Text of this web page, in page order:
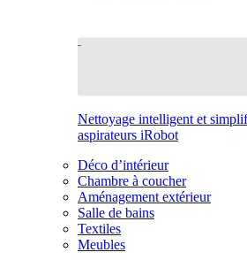
Nettoyage intelligent et
aspirateurs iRobot
Déco d’intérieur
Chambre à coucher
Aménagement extérieur
Salle de bains
Textiles
Meubles